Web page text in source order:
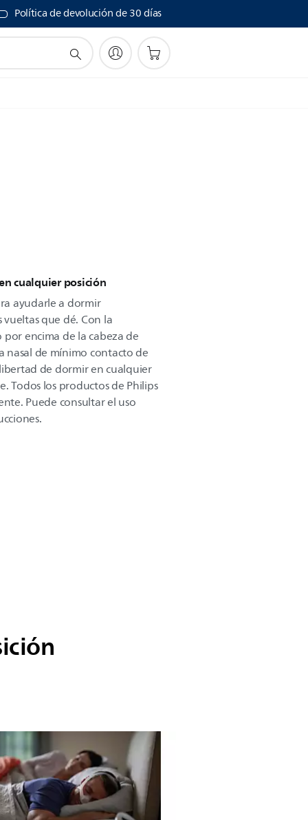
Política de devolución de 30 días
cualquier posición
ayudarle a dormir
que dé. Con la
encima de la cabeza de
nasal de mínimo contacto de
de dormir en cualquier
Todos los productos de Philips
Puede consultar el uso